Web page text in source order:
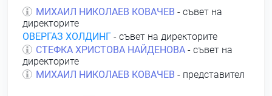
МИХАИЛ НИКОЛАЕВ КОВАЧЕВ - съвет на
директорите
ОВЕРГАЗ ХОЛДИНГ - съвет на директорите
СТЕФКА ХРИСТОВА НАЙДЕНОВА - съвет на
директорите
МИХАИЛ НИКОЛАЕВ КОВАЧЕВ - представител